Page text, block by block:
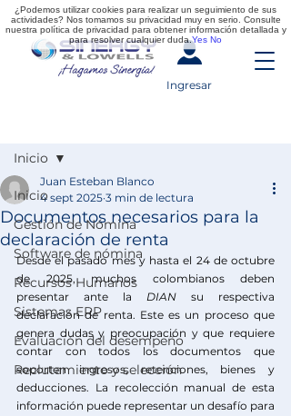
Ingresar
Inicio
Gestión de Nómina
Software de nómina
Recursos Humanos
Sistemas ERP
Evaluación del desempeño
Reclutamiento y selección
Inicio
Documentos necesarios para la
declaración de renta
Juan Esteban Blanco
4 sept 2025 3 min de lectura
Desde el pasado mes y hasta el 24 de octubre
de 2025, muchos colombianos deben
presentar ante la DIAN su respectiva
declaración de renta. Este es un proceso que
genera dudas y preocupación y que requiere
contar con todos los documentos que
soporten ingresos, retenciones, bienes y
deducciones. La recolección manual de esta
información puede representar un desafío para
¿Podemos utilizar cookies para realizar un seguimiento de sus
actividades? Nos tomamos su privacidad muy en serio. Consulte
nuestra política de privacidad para obtener información detallada y
para resolver cualquier duda.Yes No